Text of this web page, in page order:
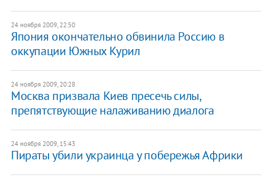
24 ноября 2009, 22:50
Япония окончательно обвинила Россию в
оккупации Южных Курил
24 ноября 2009, 20:28
Москва призвала Киев пресечь силы,
препятствующие налаживанию диалога
24 ноября 2009, 15:43
Пираты убили украинца у побережья Африки